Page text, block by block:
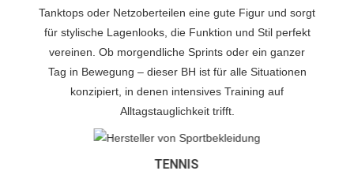
Tanktops oder Netzoberteilen eine gute Figur und sorgt
für stylische Lagenlooks, die Funktion und Stil perfekt
vereinen. Ob morgendliche Sprints oder ein ganzer
Tag in Bewegung – dieser BH ist für alle Situationen
konzipiert, in denen intensives Training auf
Alltagstauglichkeit trifft.
TENNIS